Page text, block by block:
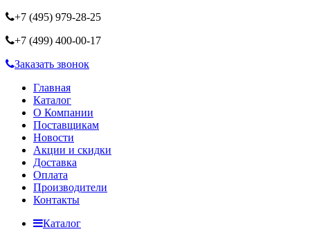
+7 (495) 979-28-25
+7 (499) 400-00-17
Заказать звонок
Главная
Каталог
О Компании
Поставщикам
Новости
Акции и скидки
Доставка
Оплата
Производители
Контакты
Каталог